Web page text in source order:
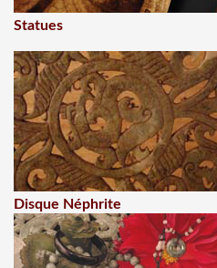
Statues
Disque Néphrite